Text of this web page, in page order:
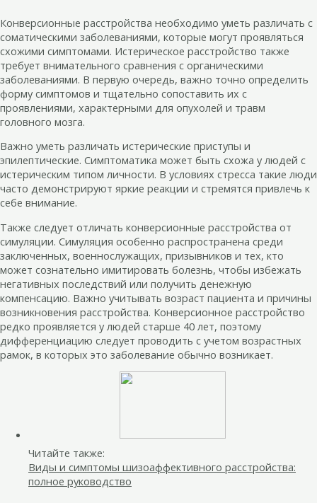
Конверсионные расстройства необходимо уметь различать с
соматическими заболеваниями, которые могут проявляться
схожими симптомами. Истерическое расстройство также
требует внимательного сравнения с органическими
заболеваниями. В первую очередь, важно точно определить
форму симптомов и тщательно сопоставить их с
проявлениями, характерными для опухолей и травм
головного мозга.
Важно уметь различать истерические приступы и
эпилептические. Симптоматика может быть схожа у людей с
истерическим типом личности. В условиях стресса такие люди
часто демонстрируют яркие реакции и стремятся привлечь к
себе внимание.
Также следует отличать конверсионные расстройства от
симуляции. Симуляция особенно распространена среди
заключенных, военнослужащих, призывников и тех, кто
может сознательно имитировать болезнь, чтобы избежать
негативных последствий или получить денежную
компенсацию. Важно учитывать возраст пациента и причины
возникновения расстройства. Конверсионное расстройство
редко проявляется у людей старше 40 лет, поэтому
дифференциацию следует проводить с учетом возрастных
рамок, в которых это заболевание обычно возникает.
Читайте также:
Виды и симптомы шизоаффективного расстройства:
полное руководство